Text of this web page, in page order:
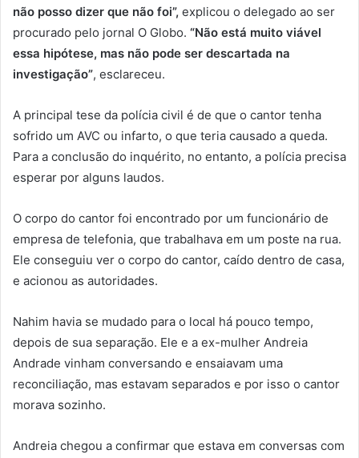
não posso dizer que não foi”, explicou o delegado ao ser
procurado pelo jornal O Globo. “Não está muito viável
essa hipótese, mas não pode ser descartada na
investigação”, esclareceu.
A principal tese da polícia civil é de que o cantor tenha
sofrido um AVC ou infarto, o que teria causado a queda.
Para a conclusão do inquérito, no entanto, a polícia precisa
esperar por alguns laudos.
O corpo do cantor foi encontrado por um funcionário de
empresa de telefonia, que trabalhava em um poste na rua.
Ele conseguiu ver o corpo do cantor, caído dentro de casa,
e acionou as autoridades.
Nahim havia se mudado para o local há pouco tempo,
depois de sua separação. Ele e a ex-mulher Andreia
Andrade vinham conversando e ensaiavam uma
reconciliação, mas estavam separados e por isso o cantor
morava sozinho.
Andreia chegou a confirmar que estava em conversas com